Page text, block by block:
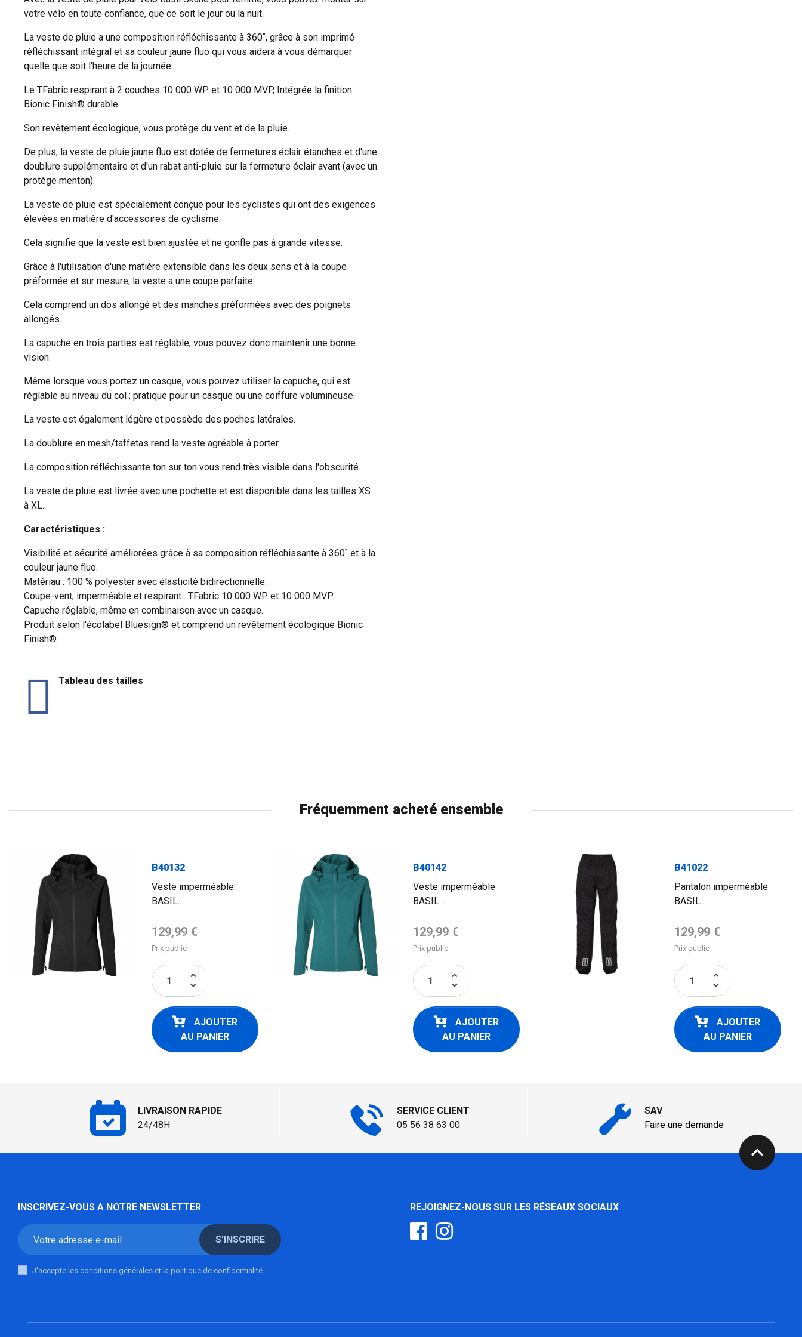
votre vélo en toute confiance, que ce soit le jour ou la nuit.
La veste de pluie a une composition réfléchissante à 360˚, grâce à son imprimé
réfléchissant intégral et sa couleur jaune fluo qui vous aidera à vous démarquer
quelle que soit l'heure de la journée.
Le TFabric respirant à 2 couches 10 000 WP et 10 000 MVP, Intégrée la finition
Bionic Finish® durable.
Son revêtement écologique, vous protège du vent et de la pluie.
De plus, la veste de pluie jaune fluo est dotée de fermetures éclair étanches et d'une
doublure supplémentaire et d'un rabat anti-pluie sur la fermeture éclair avant (avec un
protège menton).
La veste de pluie est spécialement conçue pour les cyclistes qui ont des exigences
élevées en matière d'accessoires de cyclisme.
Cela signifie que la veste est bien ajustée et ne gonfle pas à grande vitesse.
Grâce à l'utilisation d'une matière extensible dans les deux sens et à la coupe
préformée et sur mesure, la veste a une coupe parfaite.
Cela comprend un dos allongé et des manches préformées avec des poignets
allongés.
La capuche en trois parties est réglable, vous pouvez donc maintenir une bonne
vision.
Même lorsque vous portez un casque, vous pouvez utiliser la capuche, qui est
réglable au niveau du col ; pratique pour un casque ou une coiffure volumineuse.
La veste est également légère et possède des poches latérales.
La doublure en mesh/taffetas rend la veste agréable à porter.
La composition réfléchissante ton sur ton vous rend très visible dans l'obscurité.
La veste de pluie est livrée avec une pochette et est disponible dans les tailles XS
à XL.
Caractéristiques :
Visibilité et sécurité améliorées grâce à sa composition réfléchissante à 360˚ et à la
couleur jaune fluo.
Matériau : 100 % polyester avec élasticité bidirectionnelle.
Coupe-vent, imperméable et respirant : TFabric 10 000 WP et 10 000 MVP.
Capuche réglable, même en combinaison avec un casque.
Produit selon l'écolabel Bluesign® et comprend un revêtement écologique Bionic
Finish®.
Tableau des tailles
Fréquemment acheté ensemble
B40132
Veste imperméable
BASIL...
Prix de base
129,99 €
Prix public
keyboard_arrow_up
keyboard_arrow_down
AJOUTER
AU PANIER
B40142
Veste imperméable
BASIL...
Prix de base
129,99 €
Prix public
keyboard_arrow_up
keyboard_arrow_down
AJOUTER
AU PANIER
B41022
Pantalon imperméable
BASIL...
Prix de base
129,99 €
Prix public
keyboard_arrow_up
keyboard_arrow_down
AJOUTER
AU PANIER
LIVRAISON RAPIDE
24/48H
SERVICE CLIENT
05 56 38 63 00
SAV
Faire une demande
expand_less
INSCRIVEZ-VOUS A NOTRE NEWSLETTER
S'INSCRIRE
J'accepte les conditions générales et la politique de confidentialité
REJOIGNEZ-NOUS SUR LES RÉSEAUX SOCIAUX